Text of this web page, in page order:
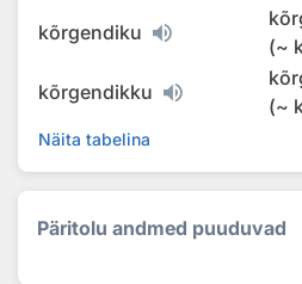
kõrgendiku
(~
kõrgendikku
(~
Näita tabelina
Päritolu andmed puuduvad